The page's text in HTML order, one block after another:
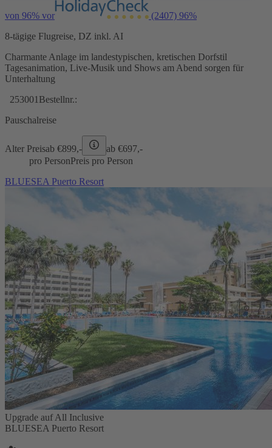
von 96% vor (2407) 96%
8-tägige Flugreise, DZ inkl. AI
Charmante Anlage im landestypischen, kretischen Dorfstil
Tagesanimation, Live-Musik und Shows am Abend sorgen für
Unterhaltung
253001 Bestellnr.:
Pauschalreise
Alter Preisab €899,- ab €697,-
pro PersonPreis pro Person
BLUESEA Puerto Resort
Upgrade auf All Inclusive
BLUESEA Puerto Resort